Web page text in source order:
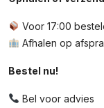
Voor 17:00
Afhalen op
Bestel nu!
Bel voor advies